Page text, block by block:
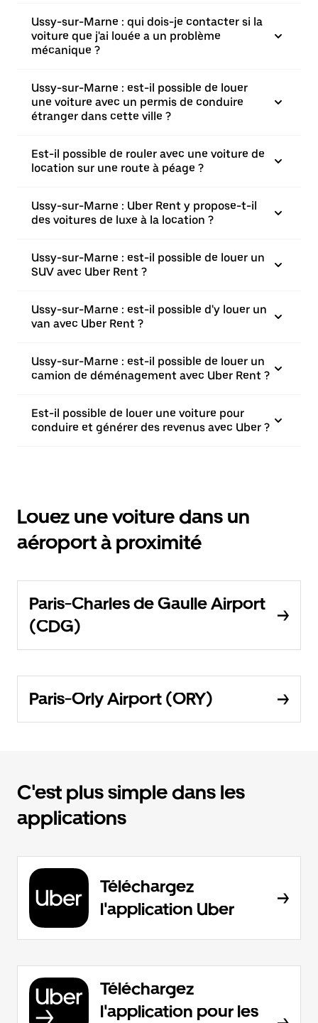
Ussy-sur-Marne : qui dois-je contacter si la
voiture que j'ai louée a un problème
mécanique ?
Ussy-sur-Marne : est-il possible de louer
une voiture avec un permis de conduire
étranger dans cette ville ?
Est-il possible de rouler avec une voiture de
location sur une route à péage ?
Ussy-sur-Marne : Uber Rent y propose-t-il
des voitures de luxe à la location ?
Ussy-sur-Marne : est-il possible de louer un
SUV avec Uber Rent ?
Ussy-sur-Marne : est-il possible d'y louer un
van avec Uber Rent ?
Ussy-sur-Marne : est-il possible de louer un
camion de déménagement avec Uber Rent ?
Est-il possible de louer une voiture pour
conduire et générer des revenus avec Uber ?
Louez une voiture dans un
aéroport à proximité
Paris-Charles de Gaulle Airport
(CDG)
Paris-Orly Airport (ORY)
C'est plus simple dans les
applications
Téléchargez
l'application Uber
Téléchargez
l'application pour les